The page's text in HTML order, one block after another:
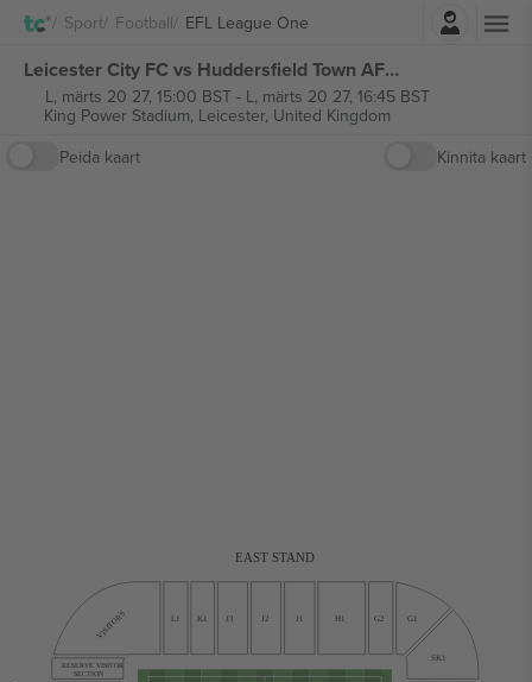
Sport Football EFL League OneLogi sisse
Leicester City FC vs Huddersfield Town AFC EFL League One piletid
L, märts 20 27, 15:00 BST- L, märts 20 27, 16:45 BST
King Power Stadium, Leicester, United Kingdom
Peida kaart
Kinnita kaart
K1 J3 J2 H1 G2 G1
VISITORS
RESERVE VISITOR
SECTION
SK1
EAST STAND